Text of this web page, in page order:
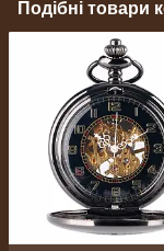
Подібні товари